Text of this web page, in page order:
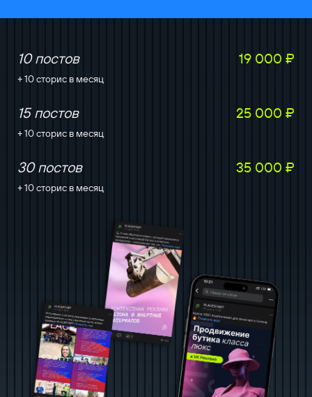
10 постов
+ 10 сторис в месяц
19 000 ₽
15 постов
+ 10 сторис в месяц
25 000 ₽
30 постов
+ 10 сторис в месяц
35 000 ₽